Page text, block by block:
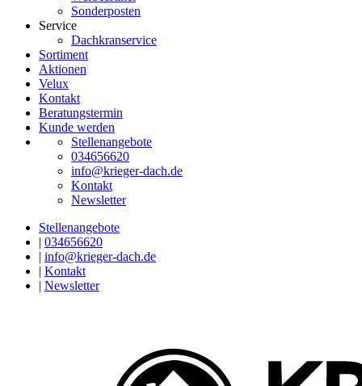
Sonderposten
Service
Dachkranservice
Sortiment
Aktionen
Velux
Kontakt
Beratungstermin
Kunde werden
Stellenangebote
034656620
info@krieger-dach.de
Kontakt
Newsletter
Stellenangebote
| 034656620
| info@krieger-dach.de
| Kontakt
| Newsletter